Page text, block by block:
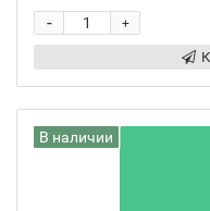
+
-
В наличии